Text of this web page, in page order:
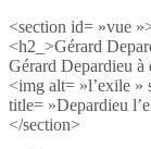
<section id= »vue
<h2_>Gérard
Gérard Depardieu
<img alt= »l’exile »
title= »Depardieu
</section>